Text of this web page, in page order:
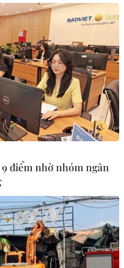
điểm nhờ nhóm ngân